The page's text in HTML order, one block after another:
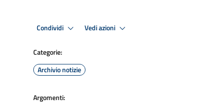
Condividi Vedi azioni
Categorie:
Archivio notizie
Argomenti: